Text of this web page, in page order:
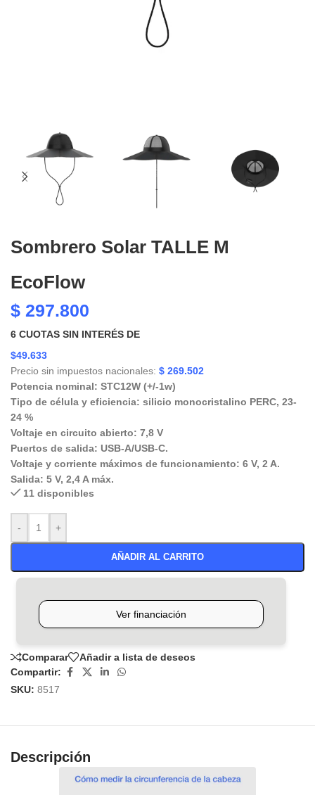
Sombrero Solar TALLE M
EcoFlow
$ 297.800
6 CUOTAS SIN INTERÉS DE
$49.633
Precio sin impuestos nacionales: $ 269.502
Potencia nominal: STC12W (+/-1w)
Tipo de célula y eficiencia: silicio monocristalino PERC, 23-
24 %
Voltaje en circuito abierto: 7,8 V
Puertos de salida: USB-A/USB-C.
Voltaje y corriente máximos de funcionamiento: 6 V, 2 A.
Salida: 5 V, 2,4 A máx.
11 disponibles
- +
AÑADIR AL CARRITO
Comparar
Añadir a lista de deseos
Compartir:
SKU: 8517
Descripción